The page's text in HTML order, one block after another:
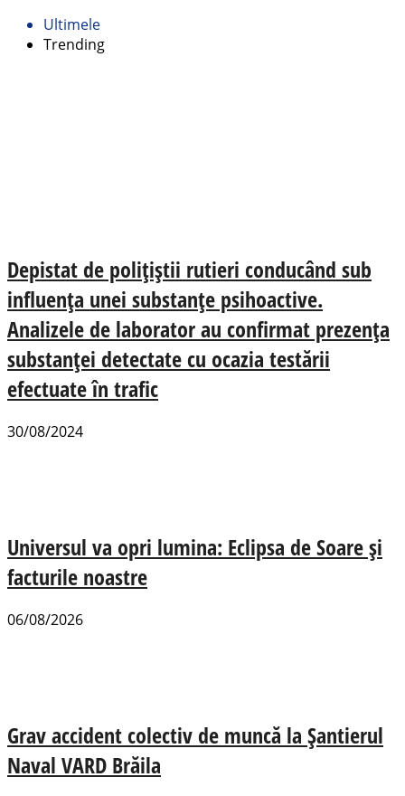
Ultimele
Trending
Depistat de polițiștii rutieri conducând sub
influența unei substanțe psihoactive.
Analizele de laborator au confirmat prezența
substanței detectate cu ocazia testării
efectuate în trafic
30/08/2024
Universul va opri lumina: Eclipsa de Soare și
facturile noastre
06/08/2026
Grav accident colectiv de muncă la Șantierul
Naval VARD Brăila